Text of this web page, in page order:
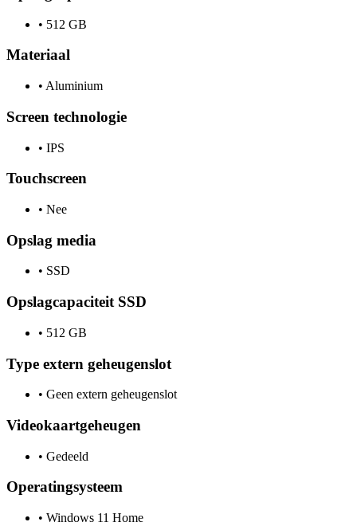
• 512 GB
Materiaal
• Aluminium
Screen technologie
• IPS
Touchscreen
• Nee
Opslag media
• SSD
Opslagcapaciteit SSD
• 512 GB
Type extern geheugenslot
• Geen extern geheugenslot
Videokaartgeheugen
• Gedeeld
Operatingsysteem
• Windows 11 Home